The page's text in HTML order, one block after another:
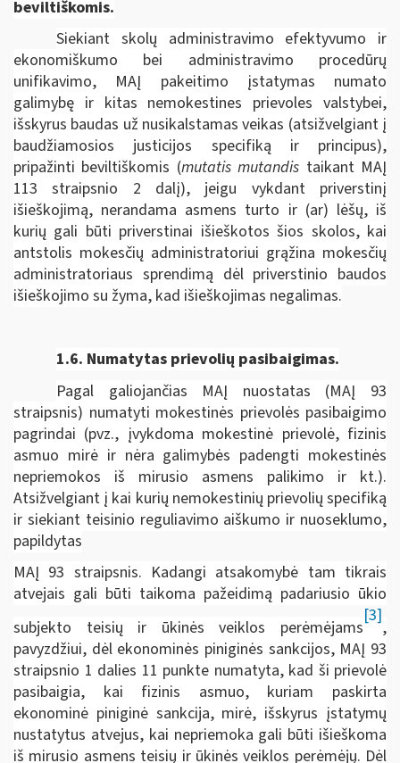
beviltiškomis.
Siekiant skolų administravimo efektyvumo ir
ekonomiškumo bei administravimo procedūrų
unifikavimo, MAĮ pakeitimo įstatymas numato
galimybę ir kitas nemokestines prievoles valstybei,
išskyrus baudas už nusikalstamas veikas (atsižvelgiant į
baudžiamosios justicijos specifiką ir principus),
pripažinti beviltiškomis (mutatis mutandis taikant MAĮ
113 straipsnio 2 dalį), jeigu vykdant priverstinį
išieškojimą, nerandama asmens turto ir (ar) lėšų, iš
kurių gali būti priverstinai išieškotos šios skolos, kai
antstolis mokesčių administratoriui grąžina mokesčių
administratoriaus sprendimą dėl priverstinio baudos
išieškojimo su žyma, kad išieškojimas negalimas.
1.6. Numatytas prievolių pasibaigimas.
Pagal galiojančias MAĮ nuostatas (MAĮ 93
straipsnis) numatyti mokestinės prievolės pasibaigimo
pagrindai (pvz., įvykdoma mokestinė prievolė, fizinis
asmuo mirė ir nėra galimybės padengti mokestinės
nepriemokos iš mirusio asmens palikimo ir kt.).
Atsižvelgiant į kai kurių nemokestinių prievolių specifiką
ir siekiant teisinio reguliavimo aiškumo ir nuoseklumo,
papildytas
MAĮ 93 straipsnis. Kadangi atsakomybė tam tikrais
atvejais gali būti taikoma pažeidimą padariusio ūkio
subjekto teisių ir ūkinės veiklos perėmėjams
[3]
,
pavyzdžiui, dėl ekonominės piniginės sankcijos, MAĮ 93
straipsnio 1 dalies 11 punkte numatyta, kad ši prievolė
pasibaigia, kai fizinis asmuo, kuriam paskirta
ekonominė piniginė sankcija, mirė, išskyrus įstatymų
nustatytus atvejus, kai nepriemoka gali būti išieškoma
iš mirusio asmens teisių ir ūkinės veiklos perėmėjų. Dėl